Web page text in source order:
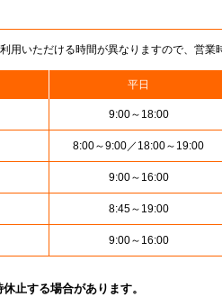
用いただける時間が異なりますので、営業
平日
9:00～18:00
8:00～9:00／18:00～19:00
9:00～16:00
8:45～19:00
9:00～16:00
止する場合があります。